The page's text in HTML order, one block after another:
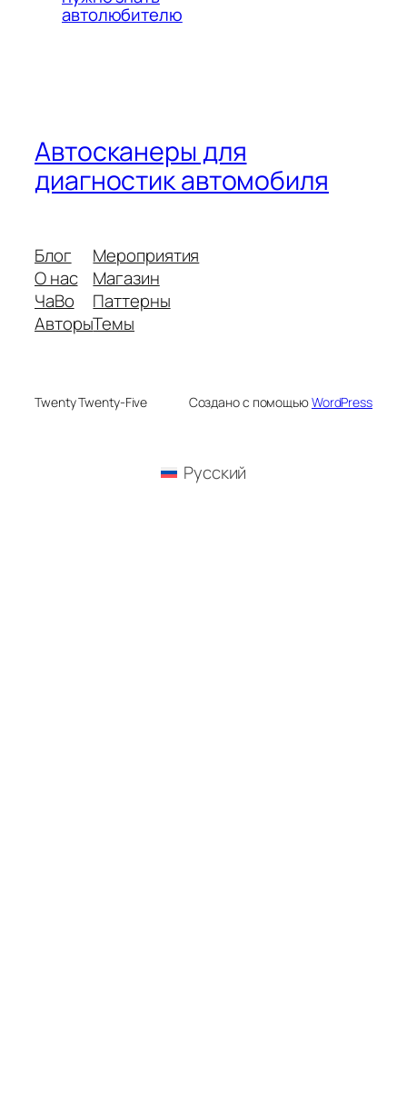
автолюбителю
Автосканеры для
диагностик автомобиля
Блог
О нас
ЧаВо
Авторы
Мероприятия
Магазин
Паттерны
Темы
Twenty Twenty-Five Создано с помощьюWordPress
Русский